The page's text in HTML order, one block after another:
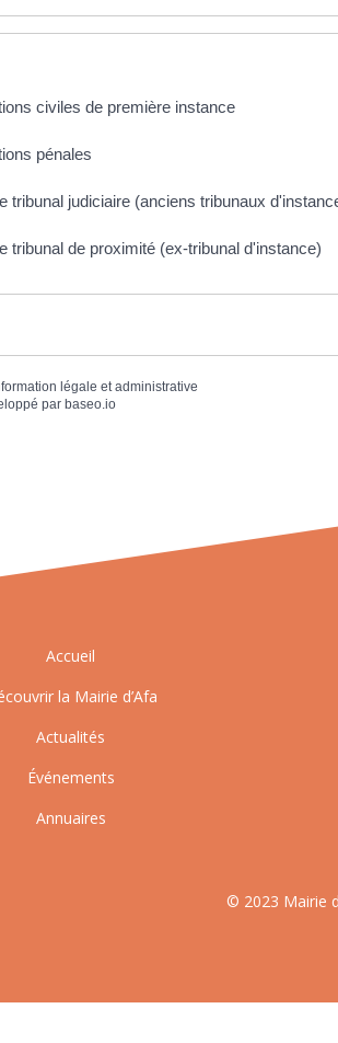
civiles de première instance
pénales
tribunal judiciaire (anciens tribunaux
tribunal de proximité (ex-tribunal d'instance)
légale et administrative
parbaseo.io
Accueil
la Mairie d’Afa
Actualités
Événements
Annuaires
© 2023 Mairie